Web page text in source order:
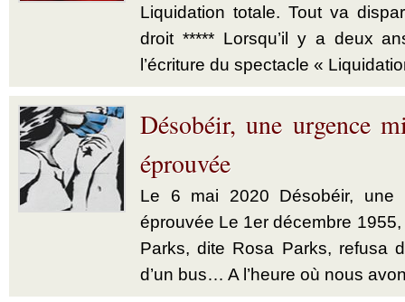
Liquidation totale. Tout va
droit ***** Lorsqu’il y a deux
l’écriture du spectacle «
Désobéir, une urgence
éprouvée
Le 6 mai 2020 Désobéir, une
éprouvée Le 1er décembre
Parks, dite Rosa Parks, refusa
d’un bus… A l’heure où nous